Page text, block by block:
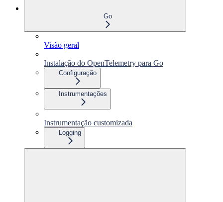
Go
Visão geral
Instalação do OpenTelemetry para Go
Configuração
Instrumentações
Instrumentação customizada
Logging